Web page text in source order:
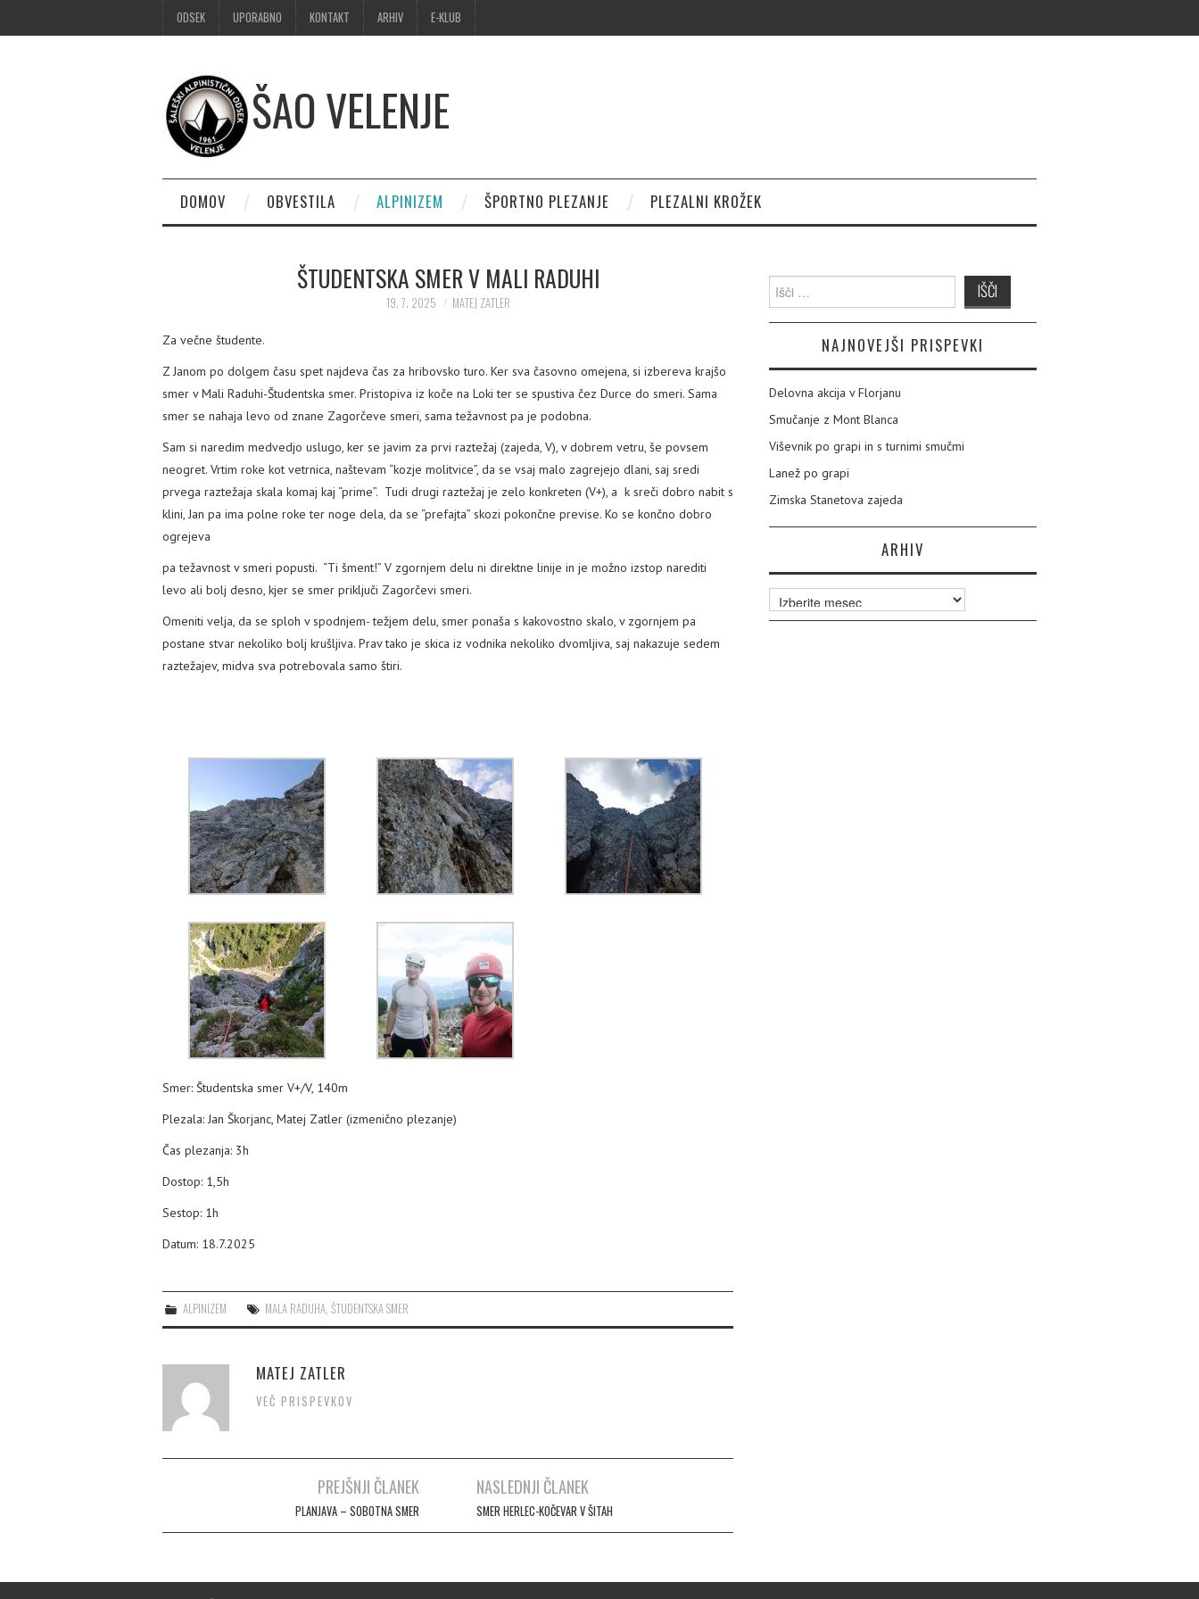
ODSEK UPORABNO KONTAKT ARHIV E-KLUB
ŠAO VELENJE
DOMOV OBVESTILA ALPINIZEM ŠPORTNO PLEZANJE PLEZALNI KROŽEK
ŠTUDENTSKA SMER V MALI RADUHI
19. 7. 2025 MATEJ ZATLER
Za večne študente.
Z Janom po dolgem času spet najdeva čas za hribovsko turo. Ker sva časovno omejena, si izbereva krajšo
smer v Mali Raduhi-Študentska smer. Pristopiva iz koče na Loki ter se spustiva čez Durce do smeri. Sama
smer se nahaja levo od znane Zagorčeve smeri, sama težavnost pa je podobna.
Sam si naredim medvedjo uslugo, ker se javim za prvi raztežaj (zajeda, V), v dobrem vetru, še povsem
neogret. Vrtim roke kot vetrnica, naštevam “kozje molitvice”, da se vsaj malo zagrejejo dlani, saj sredi
prvega raztežaja skala komaj kaj “prime”. Tudi drugi raztežaj je zelo konkreten (V+), a k sreči dobro nabit s
klini, Jan pa ima polne roke ter noge dela, da se “prefajta” skozi pokončne previse. Ko se končno dobro
ogrejeva
pa težavnost v smeri popusti. “Ti šment!” V zgornjem delu ni direktne linije in je možno izstop narediti
levo ali bolj desno, kjer se smer priključi Zagorčevi smeri.
Omeniti velja, da se sploh v spodnjem- težjem delu, smer ponaša s kakovostno skalo, v zgornjem pa
postane stvar nekoliko bolj krušljiva. Prav tako je skica iz vodnika nekoliko dvomljiva, saj nakazuje sedem
raztežajev, midva sva potrebovala samo štiri.
Smer: Študentska smer V+/V, 140m
Plezala: Jan Škorjanc, Matej Zatler (izmenično plezanje)
Čas plezanja: 3h
Dostop: 1,5h
Sestop: 1h
Datum: 18.7.2025
ALPINIZEM MALA RADUHA ,ŠTUDENTSKA SMER
MATEJ ZATLER
VEČ PRISPEVKOV
PREJŠNJI ČLANEK
PLANJAVA – SOBOTNA SMER
NASLEDNJI ČLANEK
SMER HERLEC-KOČEVAR V ŠITAH
Išči:
NAJNOVEJŠI PRISPEVKI
Delovna akcija v Florjanu
Smučanje z Mont Blanca
Viševnik po grapi in s turnimi smučmi
Lanež po grapi
Zimska Stanetova zajeda
ARHIV
Arhiv